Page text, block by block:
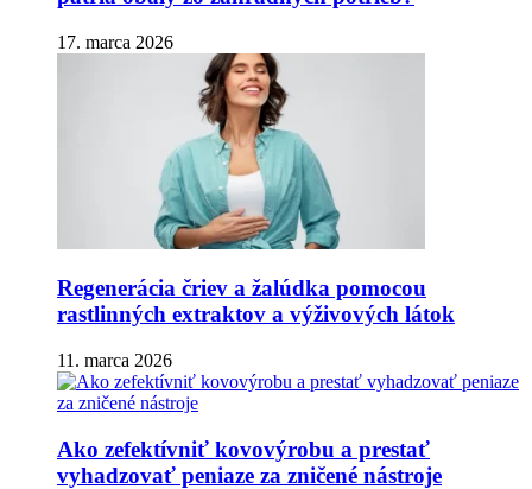
17. marca 2026
Regenerácia čriev a žalúdka pomocou
rastlinných extraktov a výživových látok
11. marca 2026
Ako zefektívniť kovovýrobu a prestať
vyhadzovať peniaze za zničené nástroje